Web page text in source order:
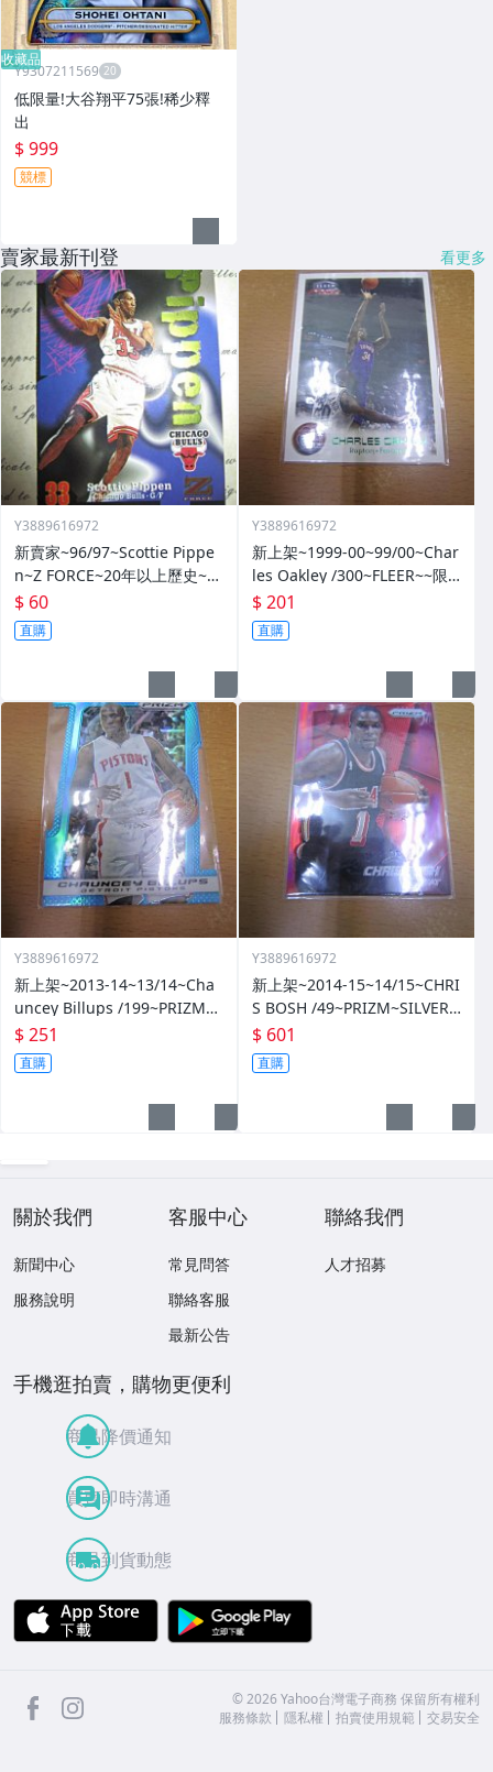
收藏品
Y9307211569
低限量!大谷翔平75張!稀少釋
出
$ 999
競標
賣家最新刊登 看更多
Y3889616972
新賣家~96/97~Scottie Pippe
n~Z FORCE~20年以上歷史~無
限量~
$ 60
直購
Y3889616972
新上架~1999-00~99/00~Char
les Oakley /300~FLEER~~限
量/300~1060114-1
$ 201
直購
Y3889616972
新上架~2013-14~13/14~Cha
uncey Billups /199~PRIZM~S
ILVER~藍亮~限量/199~10601
14-1
$ 251
直購
Y3889616972
新上架~2014-15~14/15~CHRI
S BOSH /49~PRIZM~SILVER~
紅亮~低限量/49~1060114-1
$ 601
直購
關於我們
新聞中心
服務說明
客服中心
常見問答
聯絡客服
最新公告
聯絡我們
人才招募
手機逛拍賣，購物更便利
商品降價通知
買賣即時溝通
商品到貨動態
APP Store
facebook ©2026 Yahoo台灣電子商務 保留所有權利
服務條款
隱私權 拍賣使用規範 交易安全